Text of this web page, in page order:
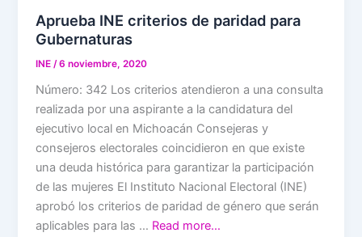
Aprueba INE criterios de paridad para
Gubernaturas
INE /6 noviembre, 2020
Número: 342 Los criterios atendieron a una consulta
realizada por una aspirante a la candidatura del
ejecutivo local en Michoacán Consejeras y
consejeros electorales coincidieron en que existe
una deuda histórica para garantizar la participación
de las mujeres El Instituto Nacional Electoral (INE)
aprobó los criterios de paridad de género que serán
aplicables para las … Read more…